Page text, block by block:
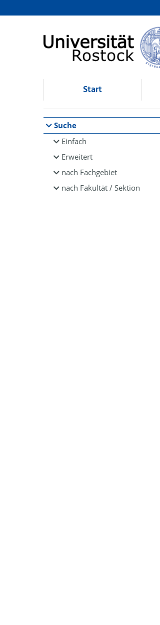
Browsen
direkt zum Inhalt
Start
Suche
Einfach
Erweitert
nach Fachgebiet
nach Fakultät / Sektion